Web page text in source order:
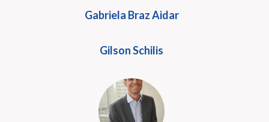
Gabriela Braz Aidar
Gilson Schilis